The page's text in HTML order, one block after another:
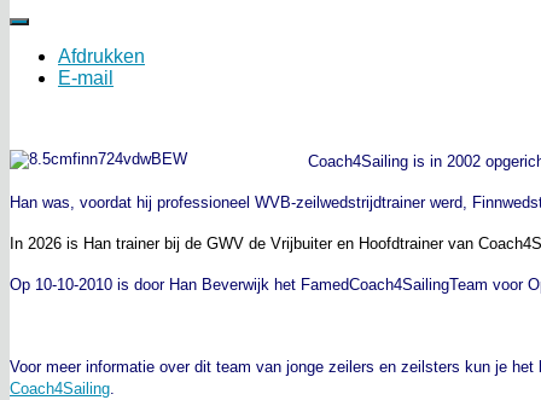
Afdrukken
E-mail
Coach4Sailing is in 2002
Han was, voordat hij professioneel WVB-zeilwedstrijdtrainer werd,
In 2026 is Han trainer bij de GWV de Vrijbuiter en Hoofdtrainer van
Op 10-10-2010 is door Han Beverwijk het FamedCoach4SailingTeam voor
Voor meer informatie over dit team van jonge zeilers en zeilsters kun je het
Coach4Sailing